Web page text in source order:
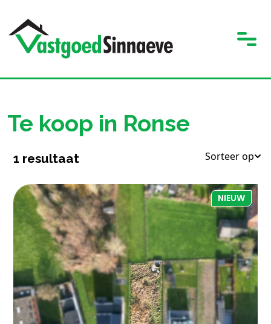
Te koop in Ronse
1 resultaat Sorteer op
1.243 m²
NIEUW